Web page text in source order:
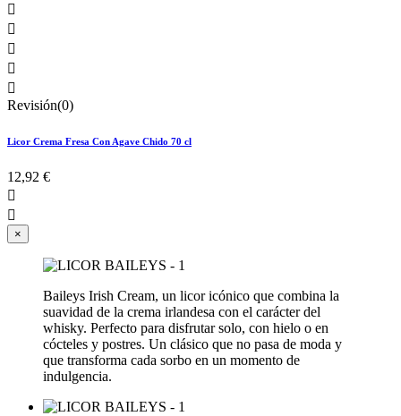





Revisión(0)
Licor Crema Fresa Con Agave Chido 70 cl
12,92 €


×
Baileys Irish Cream, un licor icónico que combina la
suavidad de la crema irlandesa con el carácter del
whisky. Perfecto para disfrutar solo, con hielo o en
cócteles y postres. Un clásico que no pasa de moda y
que transforma cada sorbo en un momento de
indulgencia.